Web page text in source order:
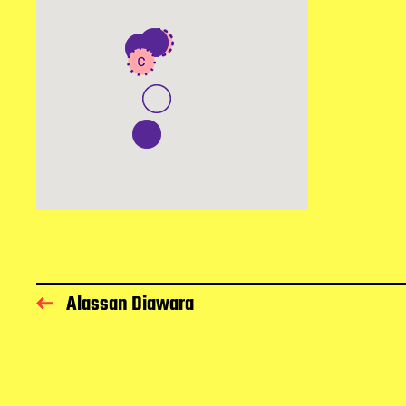
Alassan Diawara